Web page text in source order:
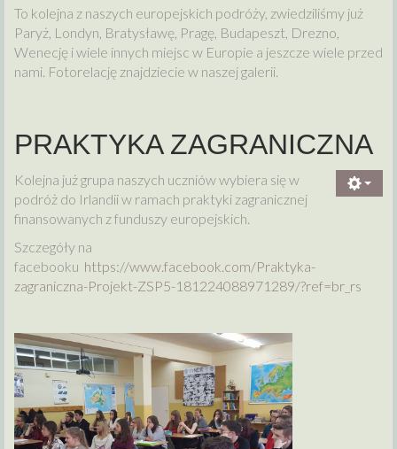
To kolejna z naszych europejskich podróży, zwiedziliśmy już
Paryż, Londyn, Bratysławę, Pragę, Budapeszt, Drezno,
Wenecję i wiele innych miejsc w Europie a jeszcze wiele przed
nami. Fotorelację znajdziecie w naszej galerii.
PRAKTYKA ZAGRANICZNA
Kolejna już grupa naszych uczniów wybiera się w
podróż do Irlandii w ramach praktyki zagranicznej
finansowanych z funduszy europejskich.
Szczegóły na
facebooku https://www.facebook.com/Praktyka-
zagraniczna-Projekt-ZSP5-181224088971289/?ref=br_rs